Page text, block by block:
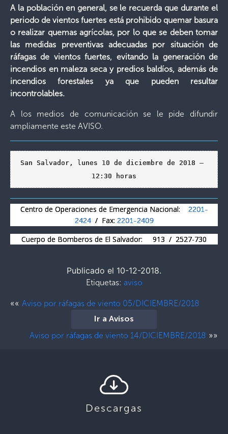
A la población en general, se le recuerda que durante el
periodo de vientos fuertes está prohibidoquemar basura
o realizar quemas agrícolas, por lo que se deben tomar
las medidas preventivas adecuadas por situación de
ráfagas de vientos fuertes, evitando la generación de
incendios en maleza seca y predios baldíos, además de
incendios forestales ya que pueden resultar
incontrolables.
A los medios de comunicación se le pide difundir
ampliamente este AVISO.
San Salvador, lunes 10 de diciembre de 2018 –
12:30 horas
Centro de Operaciones de Emergencia Nacional: 2201-
2424/ Fax: 2201-2409
Cuerpo de Bomberos de El Salvador: 913 / 2527-730
Publicado el 10-12-2018.
Etiquetas: aviso
«« Aviso por ráfagas de viento 05/DICIEMBRE/2018
Ir a Avisos
Aviso por ráfagas de viento 14/DICIEMBRE/2018 »»
Descargas